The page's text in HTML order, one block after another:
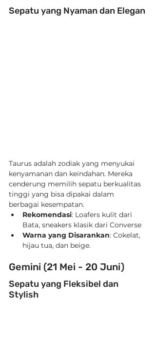
Sepatu yang Nyaman dan Elegan
Taurus adalah zodiak yang menyukai
kenyamanan dan keindahan. Mereka
cenderung memilih sepatu berkualitas
tinggi yang bisa dipakai dalam
berbagai kesempatan.
Rekomendasi: Loafers kulit dari
Bata, sneakers klasik dari Converse
Warna yang Disarankan: Cokelat,
hijau tua, dan beige.
Gemini (21 Mei - 20 Juni)
Sepatu yang Fleksibel dan
Stylish